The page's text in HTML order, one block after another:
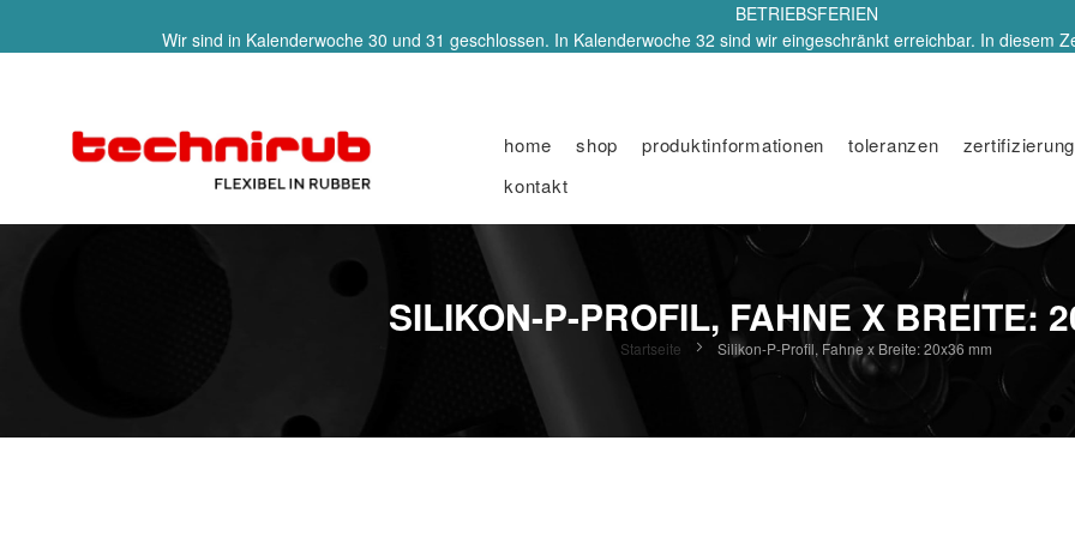
BETRIEBSFERIEN
Wir sind in Kalenderwoche 30 und 31 geschlossen. In Kalenderwoche 32 sind wir eingeschränkt erreichbar. In diesem
home shop produktinformationen toleranzen zertifizierung
kontakt
SILIKON-P-PROFIL, FAHNE X BREITE:
Startseite Silikon-P-Profil, Fahne x Breite: 20x36 mm